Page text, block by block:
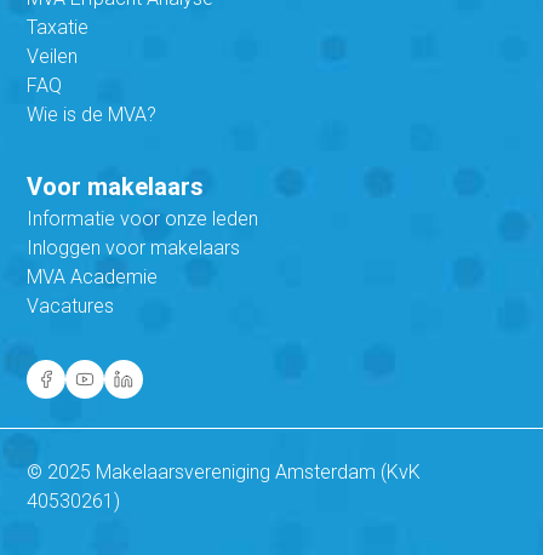
Taxatie
Veilen
FAQ
Wie is de MVA?
Voor makelaars
Informatie voor onze leden
Inloggen voor makelaars
MVA Academie
Vacatures
© 2025 Makelaarsvereniging Amsterdam (KvK
40530261)